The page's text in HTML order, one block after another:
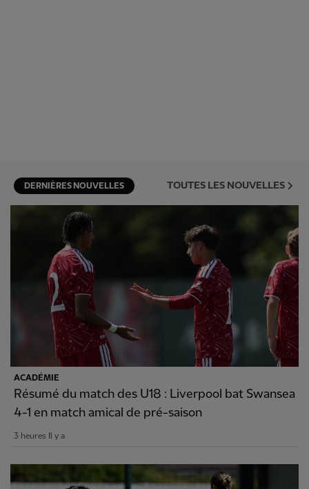
DERNIÈRES NOUVELLES TOUTES LES NOUVELLES
ACADÉMIE
Résumé du match des U18 : Liverpool bat Swansea
4-1 en match amical de pré-saison
3 heures Il y a